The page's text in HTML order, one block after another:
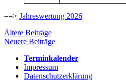
==> Jahreswertung 2026
Beitragsnavigation
Ältere Beiträge
Neuere Beiträge
Terminkalender
Impressum
Datenschutzerklärung